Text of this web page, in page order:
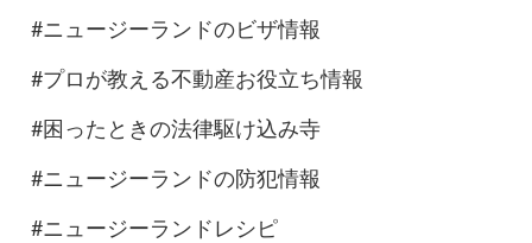
#ニュージーランドのビザ情報
#プロが教える不動産お役立ち情報
#困ったときの法律駆け込み寺
#ニュージーランドの防犯情報
#ニュージーランドレシピ